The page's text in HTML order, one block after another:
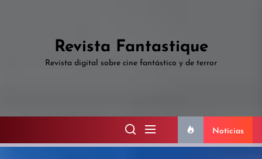
Revista Fantastique
Revista digital sobre cine fantástico y de terror
Noticias